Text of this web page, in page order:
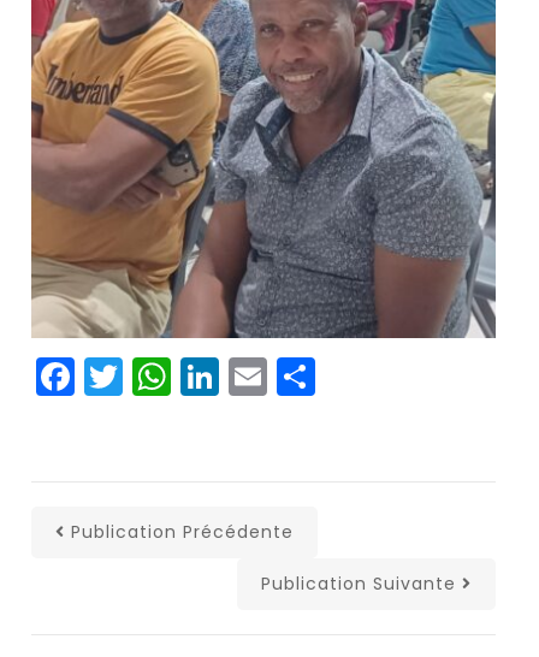
Facebook
Twitter
WhatsApp
LinkedIn
Email
Publication Précédente
Publication Suivante